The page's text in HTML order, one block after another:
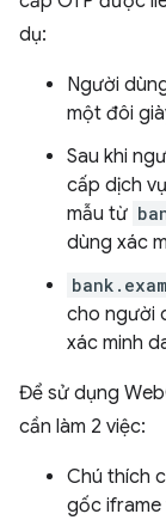
dụ:
Người
một đôi
Sau khi
cấp dịch
mẫu từ
dùng xác
cho người
xác minh
Để sử dụng
cần làm 2 việc:
Chú thích
gốc iframe